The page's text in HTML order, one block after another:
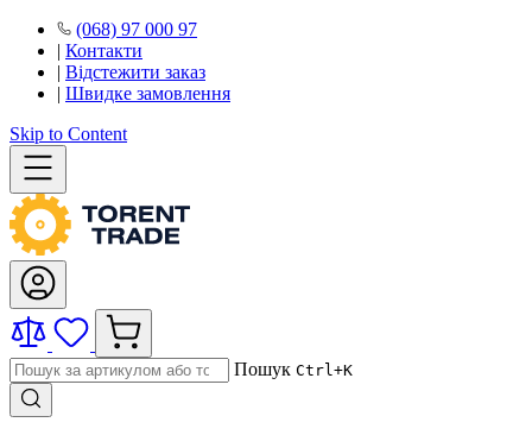
(068) 97 000 97
| Контакти
| Відстежити заказ
| Швидке замовлення
Skip to Content
Пошук Ctrl+K